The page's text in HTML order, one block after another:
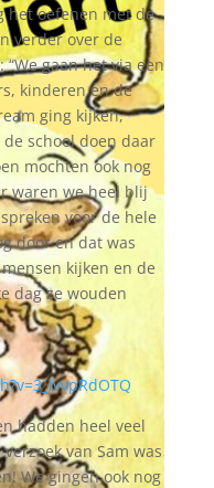
het oefenen met de
verder over de
gaan het via een
kinderen en de
ging kijken,
school doen daar
mochten ook nog
waren we heel blij
voor de hele
door en dat was
kijken en de
dag ze wouden
hadden heel veel
van Sam was
We gingen ook nog